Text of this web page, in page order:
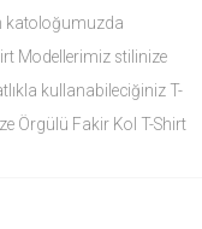
katoloğumuzda
Modellerimiz stilinize
kullanabileciğiniz T-
Örgülü Fakir Kol T-Shirt